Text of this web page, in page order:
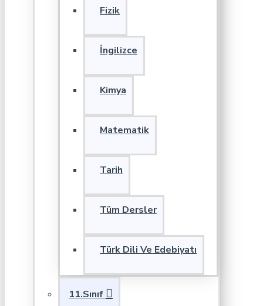
Fizik
İngilizce
Kimya
Matematik
Tarih
Tüm Dersler
Türk Dili Ve Edebiyatı
11.Sınıf